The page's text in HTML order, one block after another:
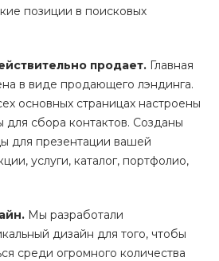
позиции в поисковых
продает. Главная
в виде продающего лэндинга.
основных страницах настроены
сбора контактов. Созданы
для презентации вашей
услуги, каталог, портфолио,
Мы разработали
дизайн для того, чтобы
среди огромного количества